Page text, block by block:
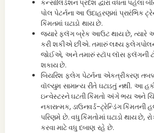
કન્સોલિડેશન પ્રદેશ દ્વારા વધતા પહેલાં
પોલ પેટર્નના આ ઉદાહરણમાં પ્રારંભિક
કિંમતમાં ઘટાડો થાય છે.
જ્યારે ફ્લૅગ બ્રેક આઉટ થાય છે, ત્યારે
કરી શકીએ છીએ. તમારું લક્ષ્ય
જોઈએ, અને તમારું સ્ટૉપ લૉસ ફ્લૅગની
શકાય છે.
બિયરિશ ફ્લેગ પેટર્નના એકત્રીકરણ
વૉલ્યુમ સામાન્ય રીતે ઘટાડતું નથી. આ
ઇન્વેસ્ટરને ઘટતી કિંમતો અંગે ભય અને
નકારાત્મક, ડાઉનવર્ડ-ટ્રેન્ડિંગ
પરિણમે છે. વધુ કિંમતોમાં ઘટાડો થાય છે,
કરવા માટે વધુ દબાણ રહે છે.